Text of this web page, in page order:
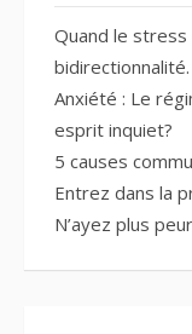
Quand le
bidirectionnalité.
Anxiété : Le
esprit inquiet?
5 causes
Entrez dans la
N’ayez plus